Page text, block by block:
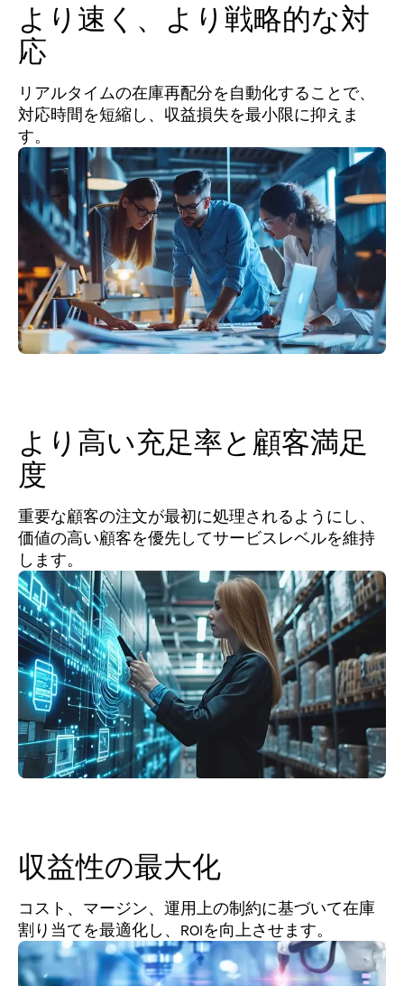
より速く、より戦略的な対
応
リアルタイムの在庫再配分を自動化することで、
対応時間を短縮し、収益損失を最小限に抑えま
す。
より高い充足率と顧客満足
度
重要な顧客の注文が最初に処理されるようにし、
価値の高い顧客を優先してサービスレベルを維持
します。
収益性の最大化
コスト、マージン、運用上の制約に基づいて在庫
割り当てを最適化し、ROIを向上させます。